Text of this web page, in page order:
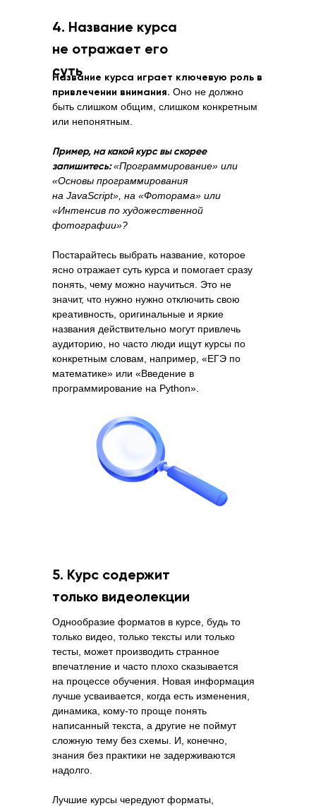
Название курса играет ключевую роль в
привлечении внимания. Оно не должно
быть слишком общим, слишком конкретным
или непонятным.
Пример, на какой курс вы скорее
запишитесь:«Программирование» или
«Основы программирования
на JavaScript», на «Фоторама» или
«Интенсив по художественной
фотографии»?
Постарайтесь выбрать название, которое
ясно отражает суть курса и помогает сразу
понять, чему можно научиться. Это не
значит, что нужно нужно отключить свою
креативность, оригинальные и яркие
названия действительно могут привлечь
аудиторию, но часто люди ищут курсы по
конкретным словам, например, «ЕГЭ по
математике» или «Введение в
программирование на Python».
4. Название курса
не отражает его
суть
Однообразие форматов в курсе, будь то
только видео, только тексты или только
тесты, может производить странное
впечатление и часто плохо сказывается
на процессе обучения. Новая информация
лучше усваивается, когда есть изменения,
динамика, кому-то проще понять
написанный текста, а другие не поймут
сложную тему без схемы. И, конечно,
знания без практики не задерживаются
надолго.
Лучшие курсы чередуют форматы,
5. Курс содержит
только видеолекции